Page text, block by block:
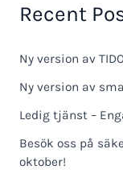
Recent
Ny version av
Ny version av
Ledig tjänst –
Besök oss på
oktober!